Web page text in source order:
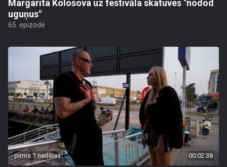
Margarita Kolosova uz festivāla skatuves "nodod
uguņus"
65. epizode
pirms 1 nedēļas 00:02:38